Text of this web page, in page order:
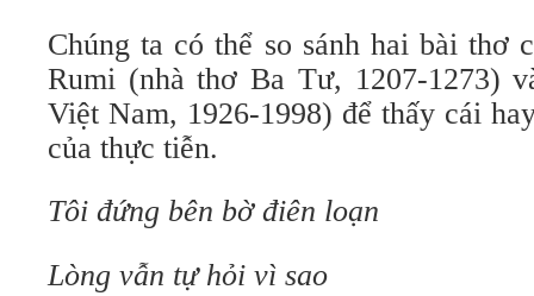
Chúng ta có thể so sánh hai bài thơ
Rumi (nhà thơ Ba Tư, 1207-1273)
Việt Nam, 1926-1998) để thấy cái
của thực tiễn.
Tôi đứng bên bờ điên loạn
Lòng vẫn tự hỏi vì sao